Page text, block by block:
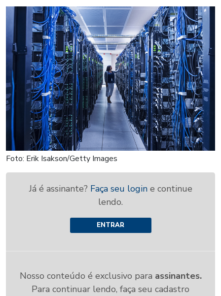
Foto: Erik Isakson/Getty Images
Já é assinante? Faça seu login e continue
lendo.
ENTRAR
Nosso conteúdo é exclusivo para assinantes.
Para continuar lendo, faça seu cadastro